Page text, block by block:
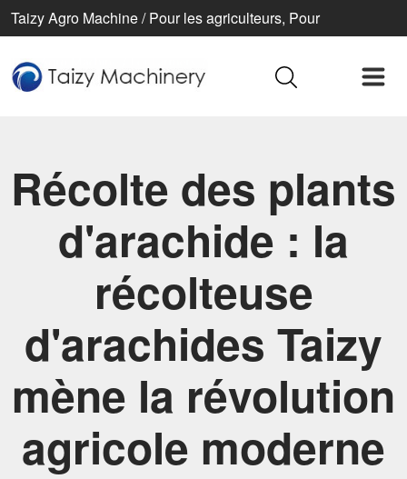
Taizy Agro Machine / Pour les agriculteurs, Pour
Récolte des plants
d'arachide : la
récolteuse
d'arachides Taizy
mène la révolution
agricole moderne